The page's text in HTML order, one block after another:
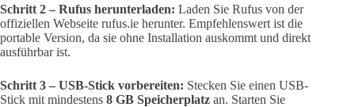
Schritt 2 – Rufus herunterladen: Laden Sie Rufus von der
offiziellen Webseite rufus.ie herunter. Empfehlenswert ist die
portable Version, da sie ohne Installation auskommt und direkt
ausführbar ist.
Schritt 3 – USB-Stick vorbereiten: Stecken Sie einen USB-
Stick mit mindestens 8 GB Speicherplatz an. Starten Sie